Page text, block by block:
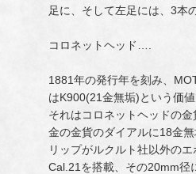
足に、そして左足には、3本
コロネットヘッド….
1881年の発行年を刻み、
はK900(21金無垢)という価
それはコロネットヘッドの
金の金貨のダイアルに18金
リップがルクルト社以外の
Cal.21を搭載、その20mm径